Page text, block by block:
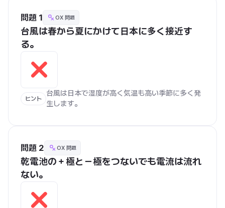
問題 1 OX 問題
台風は春から夏にかけて日本に多く接近す
る。
ヒント
台風は日本で湿度が高く気温も高い季節に多く発
生します。
問題 2 OX 問題
乾電池の＋極と－極をつないでも電流は流れ
ない。